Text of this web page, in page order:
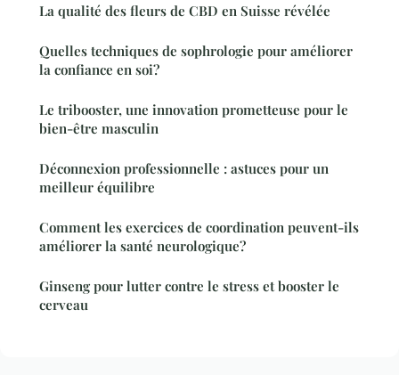
La qualité des fleurs de CBD en Suisse révélée
Quelles techniques de sophrologie pour améliorer
la confiance en soi?
Le tribooster, une innovation prometteuse pour le
bien-être masculin
Déconnexion professionnelle : astuces pour un
meilleur équilibre
Comment les exercices de coordination peuvent-ils
améliorer la santé neurologique?
Ginseng pour lutter contre le stress et booster le
cerveau